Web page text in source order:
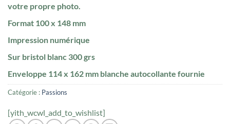
votre propre photo.
Format 100 x 148 mm
Impression numérique
Sur bristol blanc 300 grs
Enveloppe 114 x 162 mm blanche autocollante fournie
Catégorie : Passions
[yith_wcwl_add_to_wishlist]